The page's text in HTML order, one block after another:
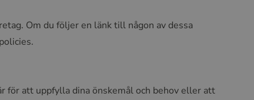
Om du följer en länk till någon av dessa
för att uppfylla dina önskemål och behov eller att